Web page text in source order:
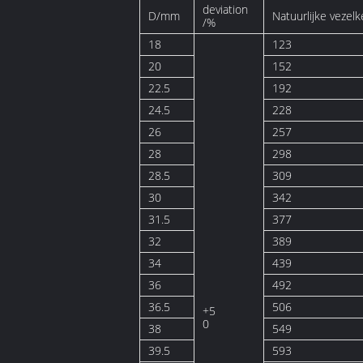
D/mm
deviation
/%
Natuurlijke
18
+5
0
123
20
152
22.5
192
24.5
228
26
257
28
298
28.5
309
30
342
31.5
377
32
389
34
439
36
492
36.5
506
38
549
39.5
593